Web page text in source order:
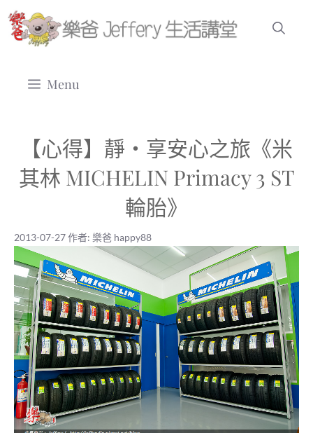
跳
至
Menu
【心得】靜‧享安心之旅《米
其林 MICHELIN Primacy 3 ST
輪胎》
2013-07-27 | 樂爸 happy88
2013-07-27作者: 樂爸 happy88